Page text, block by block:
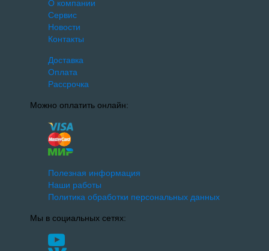
О компании
Сервис
Новости
Контакты
Доставка
Оплата
Рассрочка
Можно оплатить онлайн:
Полезная информация
Наши работы
Политика обработки персональных данных
Мы в социальных сетях: